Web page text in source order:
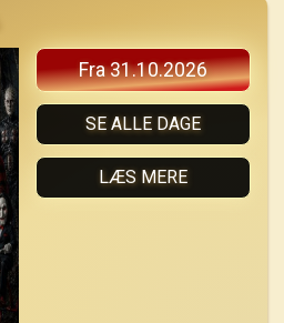
Fra 31.10.2026
SE ALLE DAGE
LÆS MERE